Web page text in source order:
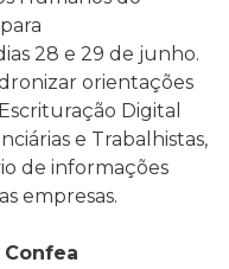
28 e 29 de junho.
orientações
Digital
e Trabalhistas,
de informações
empresas.